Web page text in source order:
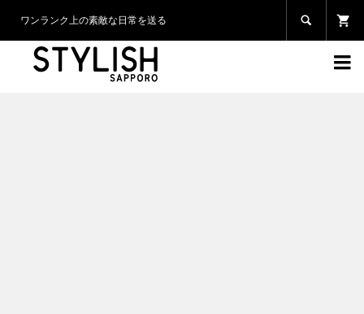
ワンランク上の素敵な日常を送る 
